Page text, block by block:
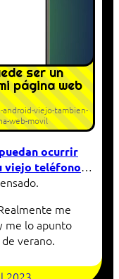
ser un
página web
viejo-tambien-
web-movil
ocurrir
viejo teléfono…
me
me lo apunto
verano.